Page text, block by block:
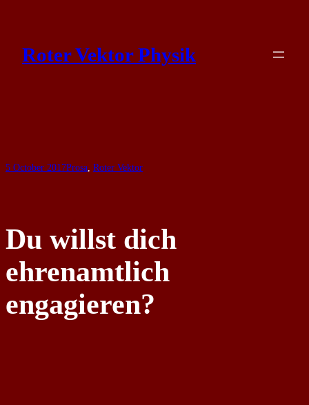
content
Roter Vektor Physik
5 October 2017Prosa Roter Vektor
Du willst dich
ehrenamtlich
engagieren?